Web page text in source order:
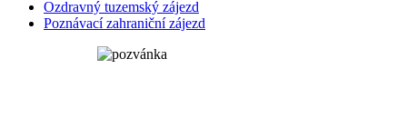
Ozdravný tuzemský zájezd
Poznávací zahraniční zájezd